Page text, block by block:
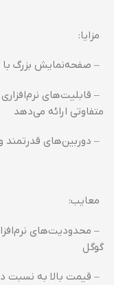
مزایا:
– صفحه‌نمایش بزرگ با
متفاوتی ارائه می‌دهد
– دوربین‌های قدرتمند و
معایب:
– محدودیت‌های
گوگل
– قیمت بالا به نسبت